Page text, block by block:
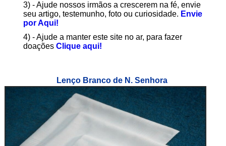
3) - Ajude nossos irmãos a crescerem na fé, envie
seu artigo, testemunho, foto ou curiosidade. Envie
por Aqui!
4) - Ajude a manter este site no ar, para fazer
doações Clique aqui!
Lenço Branco de N. Senhora